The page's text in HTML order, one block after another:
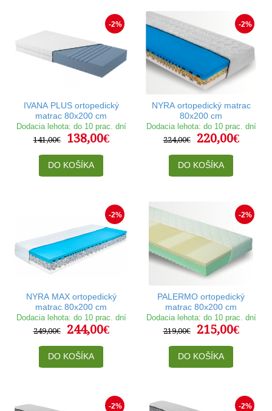
-2%
IVANA PLUS ortopedický
matrac 80x200 cm
Dodacia lehota: do 10 prac. dní
141,00€
138,00€
DO KOŠÍKA
-2%
NYRA ortopedický matrac
80x200 cm
Dodacia lehota: do 10 prac. dní
224,00€
220,00€
DO KOŠÍKA
-2%
NYRA MAX ortopedický
matrac 80x200 cm
Dodacia lehota: do 10 prac. dní
249,00€
244,00€
DO KOŠÍKA
-2%
PALERMO ortopedický
matrac 80x200 cm
Dodacia lehota: do 10 prac. dní
219,00€
215,00€
DO KOŠÍKA
-2% -2%